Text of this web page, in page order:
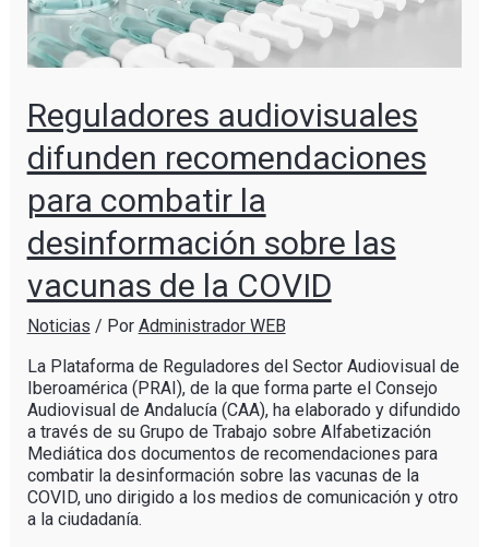
Reguladores audiovisuales
difunden recomendaciones
para combatir la
desinformación sobre las
vacunas de la COVID
Noticias / Por Administrador WEB
La Plataforma de Reguladores del Sector Audiovisual de
Iberoamérica (PRAI), de la que forma parte el Consejo
Audiovisual de Andalucía (CAA), ha elaborado y difundido
a través de su Grupo de Trabajo sobre Alfabetización
Mediática dos documentos de recomendaciones para
combatir la desinformación sobre las vacunas de la
COVID, uno dirigido a los medios de comunicación y otro
a la ciudadanía.